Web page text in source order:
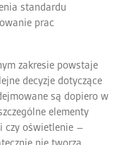
standardu
prac
zakresie powstaje
decyzje dotyczące
są dopiero w
elementy
czy oświetlenie –